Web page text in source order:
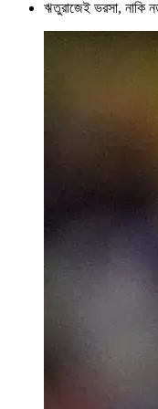
ঋতুরাজেই ভরসা, নাকি